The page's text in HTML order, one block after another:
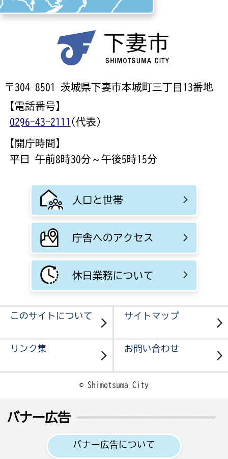
〒304-8501 茨城県下妻市本城町三丁目13番地
【電話番号】
0296-43-2111 (代表)
【開庁時間】
平日 午前8時30分～午後5時15分
人口と世帯
庁舎へのアクセス
休日業務について
このサイトについて サイトマップ
リンク集 お問い合わせ
© Shimotsuma City
バナー広告
バナー広告について